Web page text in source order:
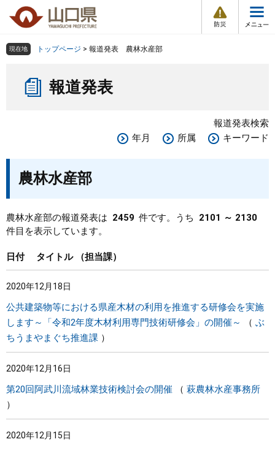
の
ー
メ
組織で探す
Other Languages
くらし・環境
教育・文化・スポーツ
しごと・産業・観光
県政情報
現在地 トップページ > 報道発表 農林水産部
報道発表
報道発表検索
年月
所属 キーワード
農林水産部
農林水産部の報道発表は 2459 件です。うち
2101 ～ 2130
件目を表示しています。
日付 タイトル 担当課
2020年12月18日
公共建築物等における県産木材の利用を推進する研修会を実施
します～「令和2年度木材利用専門技術研修会」の開催～
ぶ
ちうまやまぐち推進課
2020年12月16日
第20回阿武川流域林業技術検討会の開催 萩農林水産事務所
2020年12月15日